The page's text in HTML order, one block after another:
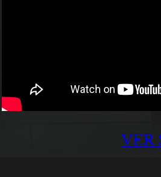
VER